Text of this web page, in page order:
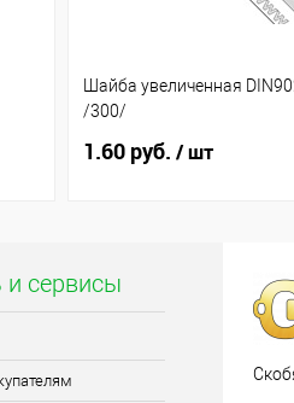
Шайба увеличенная
/300/
1.60 руб. / шт
сервисы